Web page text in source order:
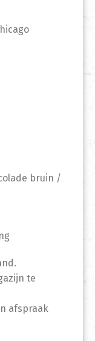
bruin /
te
afspraak